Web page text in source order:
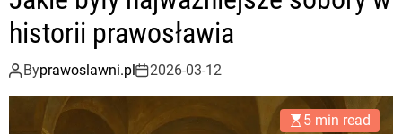
historii prawosławia
Byprawoslawni.pl 2026-03-12
5 min read